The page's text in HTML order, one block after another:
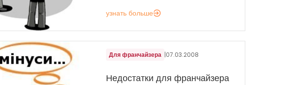
узнать больше
Для франчайзера |07.03.2008
Недостатки для франчайзера